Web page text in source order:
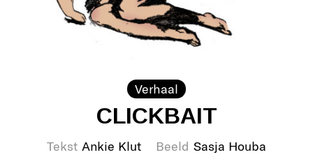
Verhaal
CLICKBAIT
Tekst Ankie Klut Beeld Sasja Houba